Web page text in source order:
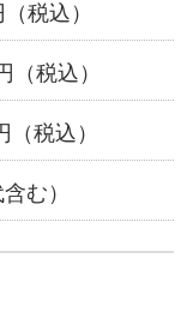
税込）
（税込）
（税込）
む）